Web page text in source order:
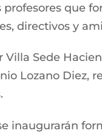
que
directivos y
Sede
Lozano Diez,
inaugurarán